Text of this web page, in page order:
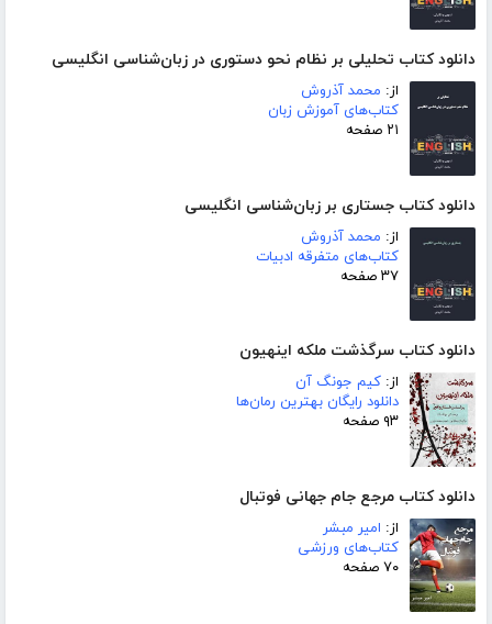
دانلود کتاب تحلیلی بر نظام نحو دستوری در زبان‌شناسی انگلیسی
از: محمد آذروش
کتاب‌های آموزش زبان
۲۱ صفحه
دانلود کتاب جستاری بر زبان‌شناسی انگلیسی
از: محمد آذروش
کتاب‌های متفرقه ادبیات
۳۷ صفحه
دانلود کتاب سرگذشت ملکه اینهیون
از: کیم جونگ آن
دانلود رایگان بهترین رمان‌ها
۹۳ صفحه
دانلود کتاب مرجع جام جهانی فوتبال
از: امیر مبشر
کتاب‌های ورزشی
۷۰ صفحه